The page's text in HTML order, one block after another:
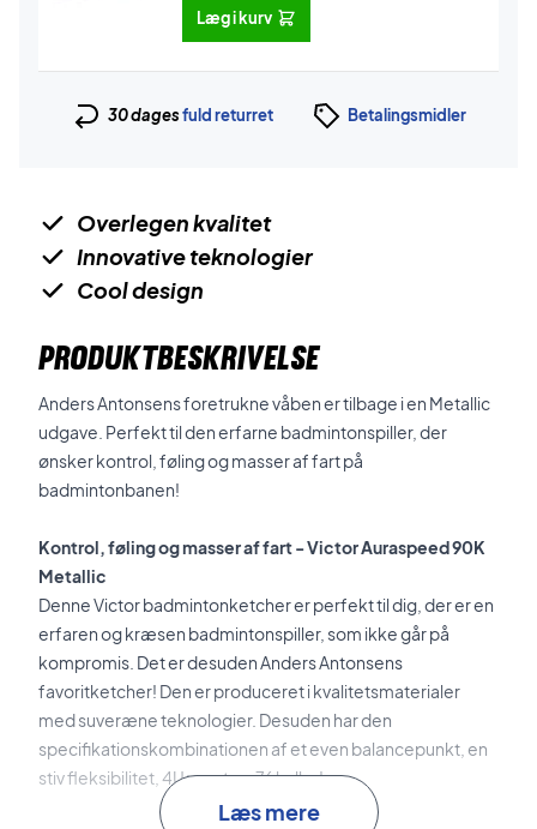
Læg i kurv
30 dagesfuld returret Betalingsmidler
Overlegen kvalitet
Innovative teknologier
Cool design
PRODUKTBESKRIVELSE
Anders Antonsens foretrukne våben er tilbage i en Metallic
udgave. Perfekt til den erfarne badmintonspiller, der
ønsker kontrol, føling og masser af fart på
badmintonbanen!
Kontrol, føling og masser af fart - Victor Auraspeed 90K
Metallic
Denne Victor badmintonketcher er perfekt til dig, der er en
erfaren og kræsen badmintonspiller, som ikke går på
kompromis. Det er desuden Anders Antonsens
favoritketcher! Den er produceret i kvalitetsmaterialer
med suveræne teknologier. Desuden har den
specifikationskombinationen af et even balancepunkt, en
stiv fleksibilitet, 4U vægt og 76 huller!
Læs mere